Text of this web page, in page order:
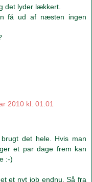
det lyder lækkert.
få ud af næsten ingen
2010 kl. 01.01
det hele. Hvis man
et par dage frem kan
:-)
et nyt job endnu. Så fra